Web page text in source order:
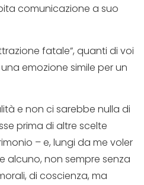
comunicazione a suo
fatale”, quanti di voi
emozione simile per un
e non ci sarebbe nulla di
prima di altre scelte
– e, lungi da me voler
alcuno, non sempre senza
di coscienza, ma